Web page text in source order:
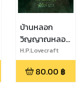
บ้านหลอก
วิญญาณหลอน
และเรื่องสั้นอื่นๆ
H.P.Lovecraft
80.00 ฿